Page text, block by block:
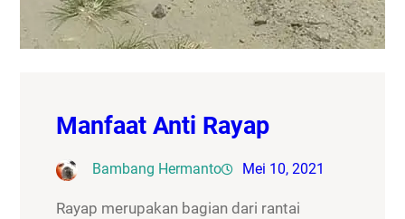
Manfaat Anti Rayap
Bambang Hermanto Mei 10, 2021
Rayap merupakan bagian dari rantai